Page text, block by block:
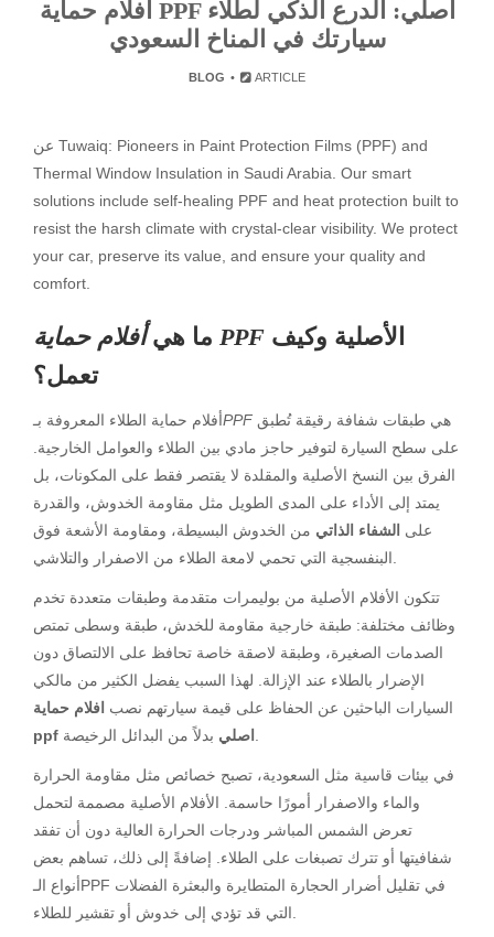
افلام حماية PPF أصلي: الدرع الذكي لطلاء
سيارتك في المناخ السعودي
BLOG ARTICLE
عن Tuwaiq: Pioneers in Paint Protection Films (PPF) and
Thermal Window Insulation in Saudi Arabia. Our smart
solutions include self-healing PPF and heat protection built to
resist the harsh climate with crystal-clear visibility. We protect
your car, preserve its value, and ensure your quality and
comfort.
ما هي أفلام حماية PPF
تعمل؟
أفلام حماية الطلاء المعروفة بـPPF
على سطح السيارة لتوفير حاجز مادي بين الطلاء والعوامل الخارجية.
الفرق بين النسخ الأصلية والمقلدة لا يقتصر فقط على المكونات، بل
يمتد إلى الأداء على المدى الطويل مثل مقاومة الخدوش، والقدرة
على الشفاء الذاتي من الخدوش البسيطة، ومقاومة الأشعة فوق
تتكون الأفلام الأصلية من بوليمرات متقدمة وطبقات متعددة تخدم
وظائف مختلفة: طبقة خارجية مقاومة للخدش، طبقة وسطى تمتص
الصدمات الصغيرة، وطبقة لاصقة خاصة تحافظ على الالتصاق دون
الإضرار بالطلاء عند الإزالة. لهذا السبب يفضل الكثير من مالكي
السيارات الباحثين عن الحفاظ على قيمة سيارتهم نصب افلام حماية
ppf اصلي
في بيئات قاسية مثل السعودية، تصبح خصائص مثل مقاومة الحرارة
والماء والاصفرار أمورًا حاسمة. الأفلام الأصلية مصممة لتحمل
تعرض الشمس المباشر ودرجات الحرارة العالية دون أن تفقد
شفافيتها أو تترك تصبغات على الطلاء. إضافةً إلى ذلك، تساهم بعض
أنواع الـPPF في تقليل أضرار الحجارة المتطايرة والبعثرة الفضلات